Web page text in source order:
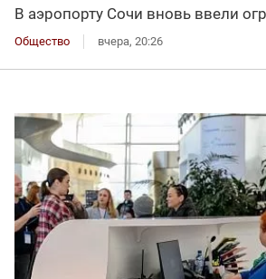
В аэропорту Сочи вновь ввели
Общество вчера, 20:26